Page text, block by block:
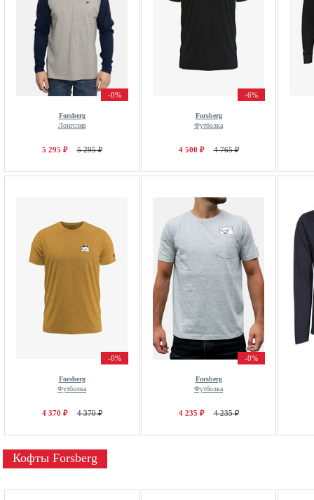
-0%
Forsberg
Лонгслив
5 295 ₽ 5 295 ₽
-6%
Forsberg
Футболка
4 500 ₽ 4 765 ₽
-0%
Forsberg
Футболка
4 370 ₽ 4 370 ₽
-0%
Forsberg
Футболка
4 235 ₽ 4 235 ₽
Кофты Forsberg